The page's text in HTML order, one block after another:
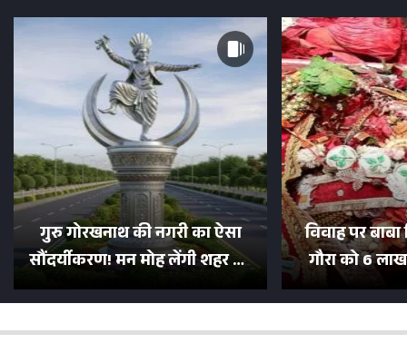
गुरु गोरखनाथ की नगरी का ऐसा
सौंदर्यीकरण! मन मोह लेंगी शहर की
सड़कें; देखें Photos
विवाह पर
गौरा को 6
500 भक्तों